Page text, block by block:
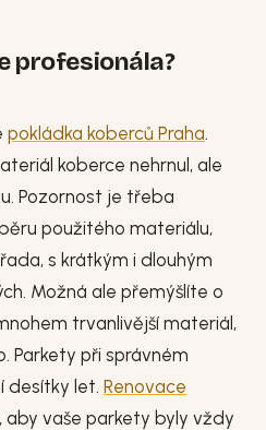
profesionála?
pokládka koberců Praha.
koberce nehrnul, ale
Pozornost je třeba
použitého materiálu,
s krátkým i dlouhým
Možná ale přemýšlíte o
trvanlivější materiál,
Parkety při správném
desítky let. Renovace
aby vaše parkety byly vždy